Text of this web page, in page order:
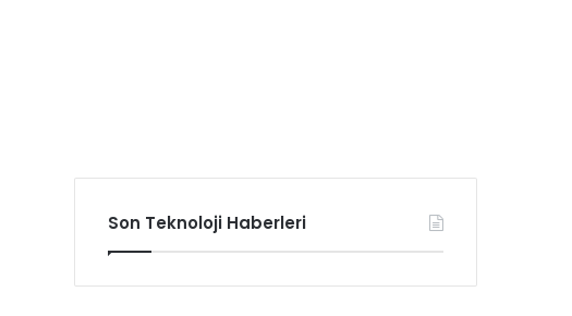
Son Teknoloji Haberleri